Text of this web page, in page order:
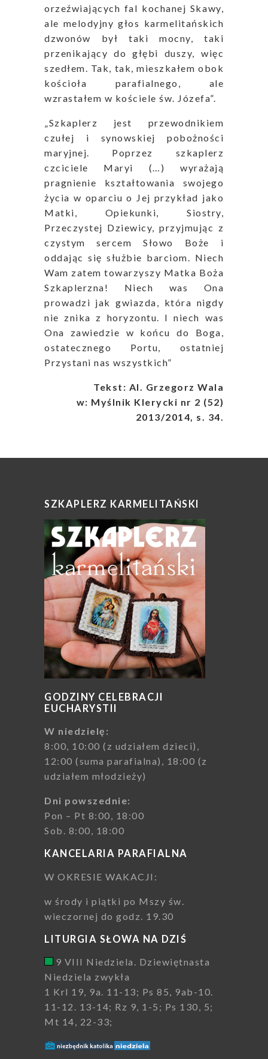
orzeźwiających fal kochanej Skawy,
ale melodyjny głos karmelitańskich
dzwonów był taki mocny, taki
przenikający do głębi duszy, więc
szedłem. Tak, tak, mieszkałem obok
kościoła parafialnego, ale
wzrastałem w kościele św. Józefa”.
„Szkaplerz jest przewodnikiem
czułej i synowskiej pobożności
maryjnej. Poprzez szkaplerz
czciciele Maryi (…) wyrażają
pragnienie kształtowania swojego
życia w oparciu o Jej przykład jako
Matki, Opiekunki, Siostry,
Przeczystej Dziewicy, przyjmując z
czystym sercem Słowo Boże i
oddając się służbie barciom. Niech
Wam zatem towarzyszy Matka Boża
Szkaplerzna! Niech was Ona
prowadzi jak gwiazda, która nigdy
nie znika z horyzontu. I niech was
Ona zawiedzie w końcu do Boga,
ostatecznego Portu, ostatniej
Przystani nas wszystkich”
Tekst: Al. Grzegorz Wala
w: Myślnik Klerycki nr 2 (52)
2013/2014, s. 34.
SZKAPLERZ KARMELITAŃSKI
GODZINY CELEBRACJI
EUCHARYSTII
W niedzielę:
8:00, 10:00 (z udziałem dzieci),
12:00 (suma parafialna), 18:00 (z
udziałem młodzieży)
Dni powszednie:
Pon – Pt 8:00, 18:00
Sob. 8:00, 18:00
KANCELARIA PARAFIALNA
W OKRESIE WAKACJI:
w środy i piątki po Mszy św.
wieczornej do godz. 19.30
LITURGIA SŁOWA NA DZIŚ
9 VIII Niedziela. Dziewiętnasta
Niedziela zwykła
1 Krl 19, 9a. 11-13; Ps 85, 9ab-10.
11-12. 13-14; Rz 9, 1-5; Ps 130, 5;
Mt 14, 22-33;